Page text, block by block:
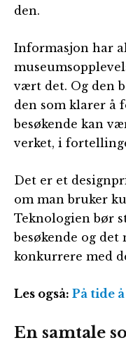
den.
Informasjon har
vært det. Og den
den som klarer å
besøkende kan
verket, i
Det er et
om man bruker
Teknologien bør
besøkende og det
konkurrere med
Les også: På tide
En samtale